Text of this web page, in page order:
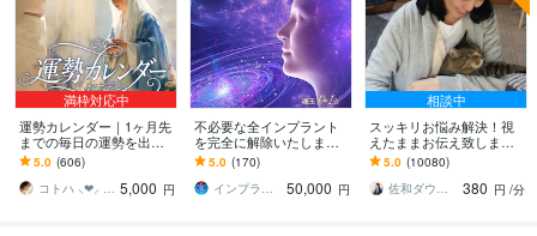
満枠対応中
運勢カレンダー｜1ヶ月先
までの毎日の運勢を出し
ます 30日×500字のおよそ
1万5千文字で細かく詳細
に記します
5.0 (606)
コトハ ⸜❤︎⸝ 新サービス提供開始✨️ 5,000 円
不必要な全インプラント
を完全に解除いたします
インプラント全解除創始
者 × 魂の解放・カルマ浄
化・能力開花
5.0 (170)
インプラント全解除創始者｜魂王DaI⭐︎
50,000 円
相談中
スッキリお悩み解決！視
えたままお伝え致します
恋愛、結婚、人間関係、
仕事、人生、ペットの気
持ち等◎祈願付き
5.0 (10080)
佐和ダウジング＆スピリットメンター
380 円 /分